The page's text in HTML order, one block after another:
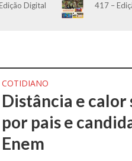
Digital 417 –
COTIDIANO
Distância e
por pais e
Enem